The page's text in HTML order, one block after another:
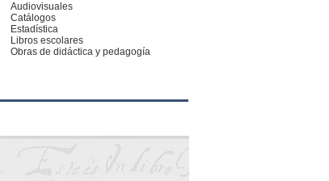
Audiovisuales
Catálogos
Estadística
Libros escolares
Obras de didáctica y pedagogía